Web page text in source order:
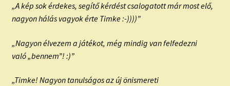
„A kép sok érdekes, segítő kérdést csalogatott már most elő,
nagyon hálás vagyok érte Timke :-))))”
„Nagyon élvezem a játékot, még mindig van felfedezni
való „bennem”! :)”
„Timke! Nagyon tanulságos az új önismereti